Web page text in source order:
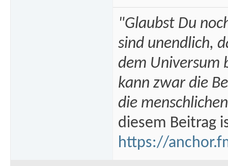
"Glaubst Du
sind unendlich,
dem Universum
kann zwar die
die
diesem Beitrag
https://